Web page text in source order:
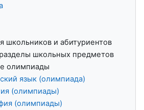
школьников и абитуриентов
школьных предметов
олимпиады
язык (олимпиада)
(олимпиады)
(олимпиады)